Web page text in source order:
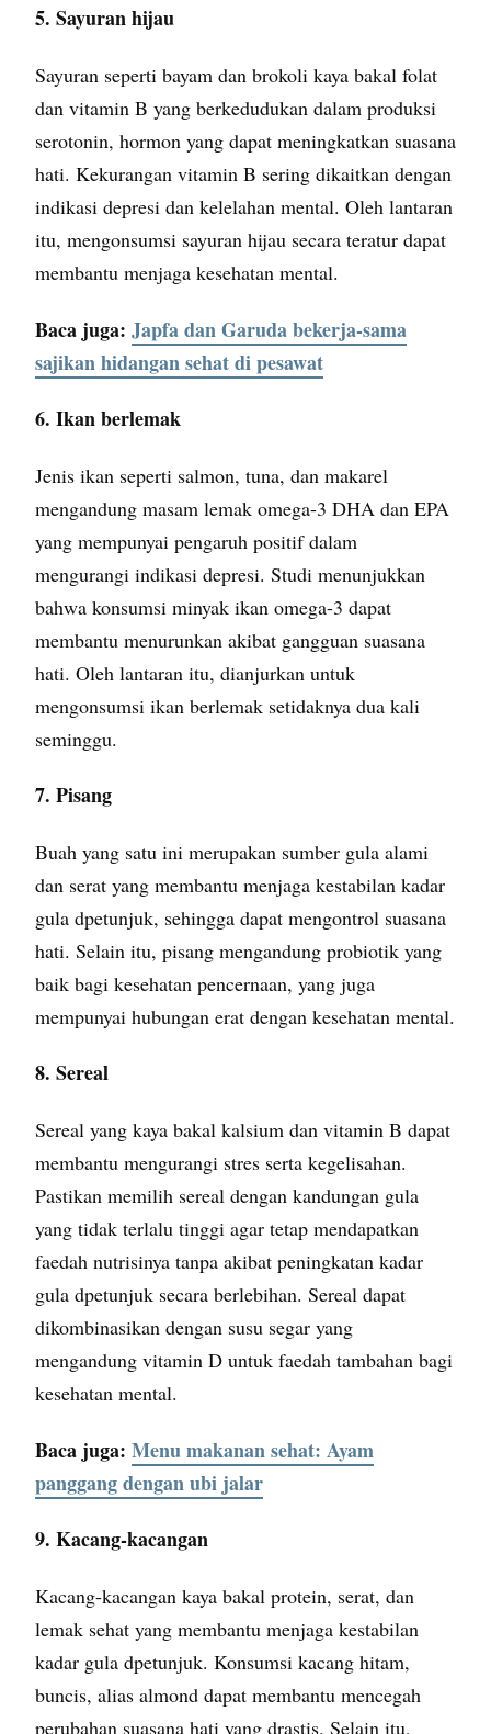
5. Sayuran hijau
Sayuran seperti bayam dan brokoli kaya bakal folat
dan vitamin B yang berkedudukan dalam produksi
serotonin, hormon yang dapat meningkatkan suasana
hati. Kekurangan vitamin B sering dikaitkan dengan
indikasi depresi dan kelelahan mental. Oleh lantaran
itu, mengonsumsi sayuran hijau secara teratur dapat
membantu menjaga kesehatan mental.
Baca juga: Japfa dan Garuda bekerja-sama
sajikan hidangan sehat di pesawat
6. Ikan berlemak
Jenis ikan seperti salmon, tuna, dan makarel
mengandung masam lemak omega-3 DHA dan EPA
yang mempunyai pengaruh positif dalam
mengurangi indikasi depresi. Studi menunjukkan
bahwa konsumsi minyak ikan omega-3 dapat
membantu menurunkan akibat gangguan suasana
hati. Oleh lantaran itu, dianjurkan untuk
mengonsumsi ikan berlemak setidaknya dua kali
seminggu.
7. Pisang
Buah yang satu ini merupakan sumber gula alami
dan serat yang membantu menjaga kestabilan kadar
gula dpetunjuk, sehingga dapat mengontrol suasana
hati. Selain itu, pisang mengandung probiotik yang
baik bagi kesehatan pencernaan, yang juga
mempunyai hubungan erat dengan kesehatan mental.
8. Sereal
Sereal yang kaya bakal kalsium dan vitamin B dapat
membantu mengurangi stres serta kegelisahan.
Pastikan memilih sereal dengan kandungan gula
yang tidak terlalu tinggi agar tetap mendapatkan
faedah nutrisinya tanpa akibat peningkatan kadar
gula dpetunjuk secara berlebihan. Sereal dapat
dikombinasikan dengan susu segar yang
mengandung vitamin D untuk faedah tambahan bagi
kesehatan mental.
Baca juga: Menu makanan sehat: Ayam
panggang dengan ubi jalar
9. Kacang-kacangan
Kacang-kacangan kaya bakal protein, serat, dan
lemak sehat yang membantu menjaga kestabilan
kadar gula dpetunjuk. Konsumsi kacang hitam,
buncis, alias almond dapat membantu mencegah
perubahan suasana hati yang drastis. Selain itu,